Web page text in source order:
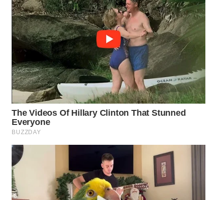
PURWAKARTA
WN
PRIANGAN
TIMUR
WN
SEMARANG
WN
SOLO
BOROBUDUR